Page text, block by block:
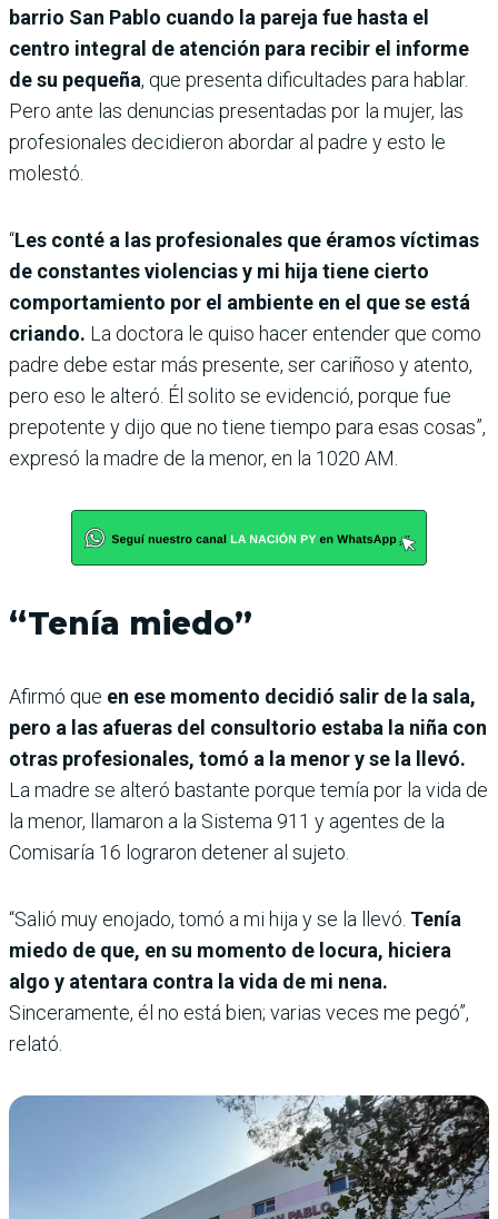
barrio San Pablo cuando la pareja fue hasta el
centro integral de atención para recibir el informe
de su pequeña, que presenta dificultades para hablar.
Pero ante las denuncias presentadas por la mujer, las
profesionales decidieron abordar al padre y esto le
molestó.
“Les conté a las profesionales que éramos víctimas
de constantes violencias y mi hija tiene cierto
comportamiento por el ambiente en el que se está
criando. La doctora le quiso hacer entender que como
padre debe estar más presente, ser cariñoso y atento,
pero eso le alteró. Él solito se evidenció, porque fue
prepotente y dijo que no tiene tiempo para esas cosas”,
expresó la madre de la menor, en la 1020 AM.
“Tenía miedo”
Afirmó que en ese momento decidió salir de la sala,
pero a las afueras del consultorio estaba la niña con
otras profesionales, tomó a la menor y se la llevó.
La madre se alteró bastante porque temía por la vida de
la menor, llamaron a la Sistema 911 y agentes de la
Comisaría 16 lograron detener al sujeto.
“Salió muy enojado, tomó a mi hija y se la llevó. Tenía
miedo de que, en su momento de locura, hiciera
algo y atentara contra la vida de mi nena.
Sinceramente, él no está bien; varias veces me pegó”,
relató.